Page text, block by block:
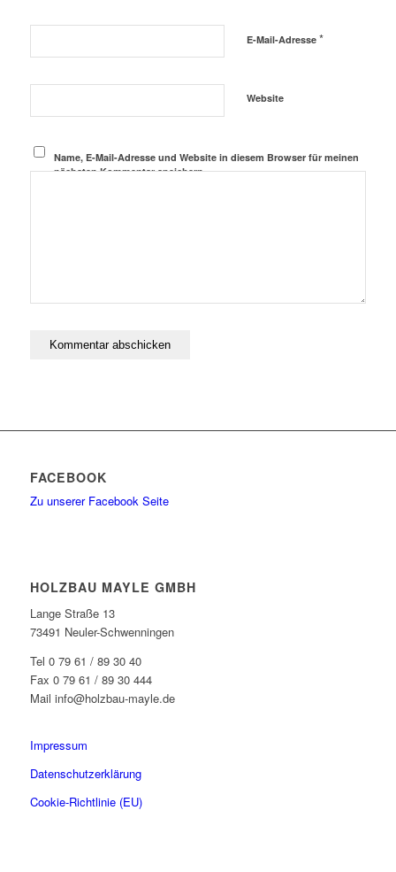
E-Mail-Adresse *
Website
Name, E-Mail-Adresse und Website in diesem Browser für meinen
nächsten Kommentar speichern.
FACEBOOK
Zu unserer Facebook Seite
HOLZBAU MAYLE GMBH
Lange Straße 13
73491 Neuler-Schwenningen
Tel 0 79 61 / 89 30 40
Fax 0 79 61 / 89 30 444
Mail info@holzbau-mayle.de
Impressum
Datenschutzerklärung
Cookie-Richtlinie (EU)